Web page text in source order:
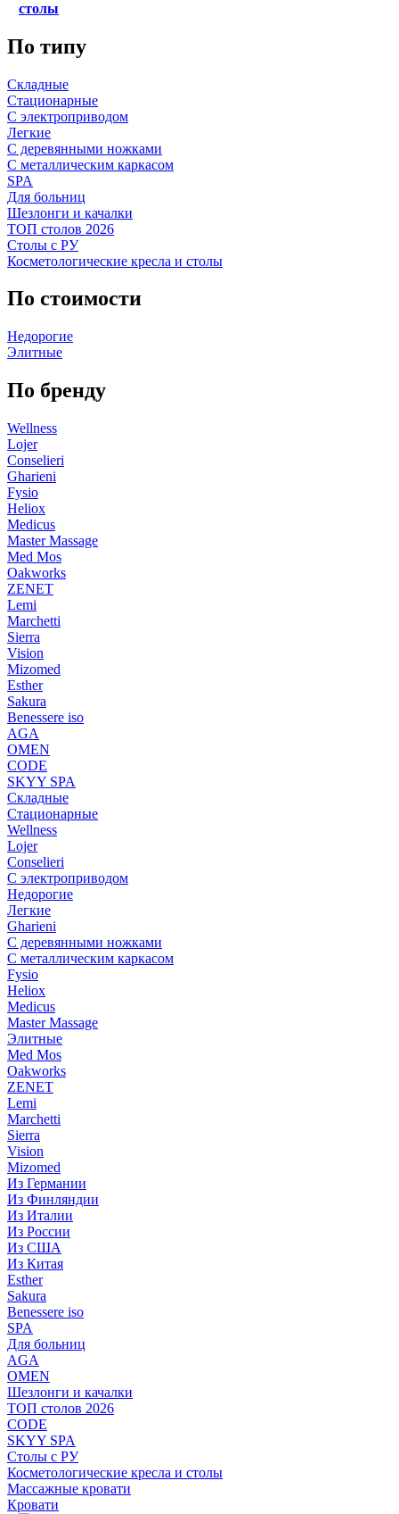
столы
По типу
Складные
Стационарные
С электроприводом
Легкие
С деревянными ножками
С металлическим каркасом
SPA
Для больниц
Шезлонги и качалки
ТОП столов 2026
Столы с РУ
Косметологические кресла и столы
По стоимости
Недорогие
Элитные
По бренду
Wellness
Lojer
Conselieri
Gharieni
Fysio
Heliox
Medicus
Master Massage
Med Mos
Oakworks
ZENET
Lemi
Marchetti
Sierra
Vision
Mizomed
Esther
Sakura
Benessere iso
AGA
OMEN
CODE
SKYY SPA
Складные
Стационарные
Wellness
Lojer
Conselieri
С электроприводом
Недорогие
Легкие
Gharieni
С деревянными ножками
С металлическим каркасом
Fysio
Heliox
Medicus
Master Massage
Элитные
Med Mos
Oakworks
ZENET
Lemi
Marchetti
Sierra
Vision
Mizomed
Из Германии
Из Финляндии
Из Италии
Из России
Из США
Из Китая
Esther
Sakura
Benessere iso
SPA
Для больниц
AGA
OMEN
Шезлонги и качалки
ТОП столов 2026
CODE
SKYY SPA
Столы с РУ
Косметологические кресла и столы
Массажные кровати
Кровати